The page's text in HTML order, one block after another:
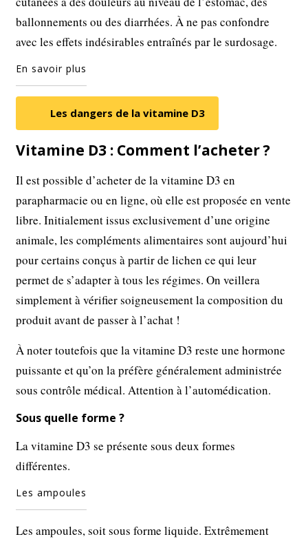
ballonnements ou des diarrhées. À ne pas confondre
avec les effets indésirables entraînés par le surdosage.
En savoir plus
Les dangers de la vitamine D3
Vitamine D3 : Comment l’acheter ?
Il est possible d’acheter de la vitamine D3 en
parapharmacie ou en ligne, où elle est proposée en vente
libre. Initialement issus exclusivement d’une origine
animale, les compléments alimentaires sont aujourd’hui
pour certains conçus à partir de lichen ce qui leur
permet de s’adapter à tous les régimes. On veillera
simplement à vérifier soigneusement la composition du
produit avant de passer à l’achat !
À noter toutefois que la vitamine D3 reste une hormone
puissante et qu’on la préfère généralement administrée
sous contrôle médical. Attention à l’automédication.
Sous quelle forme ?
La vitamine D3 se présente sous deux formes
différentes.
Les ampoules
Les ampoules, soit sous forme liquide. Extrêmement